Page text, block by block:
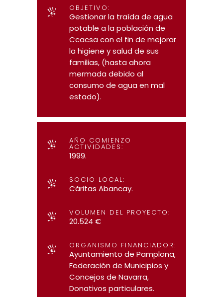
OBJETIVO:
Gestionar la traída de agua
potable a la población de
Ccacsa con el fin de mejorar
la higiene y salud de sus
familias, (hasta ahora
mermada debido al
consumo de agua en mal
estado).
AÑO COMIENZO
ACTIVIDADES:
1999.
SOCIO LOCAL:
Cáritas Abancay.
VOLUMEN DEL PROYECTO:
20.524 €
ORGANISMO FINANCIADOR:
Ayuntamiento de Pamplona,
Federación de Municipios y
Concejos de Navarra,
Donativos particulares.